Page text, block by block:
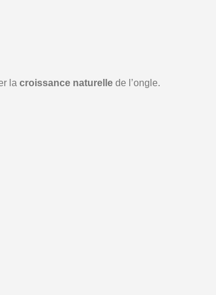
la croissance naturelle de l’ongle.